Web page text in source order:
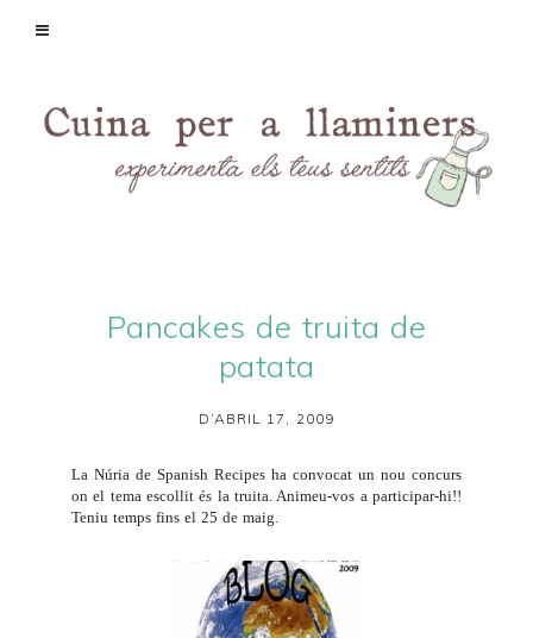
Pancakes de truita de
patata
D’ABRIL 17, 2009
La Núria de Spanish Recipes ha convocat un nou concurs
on el tema escollit és la truita. Animeu-vos a participar-hi!!
Teniu temps fins el 25 de maig.